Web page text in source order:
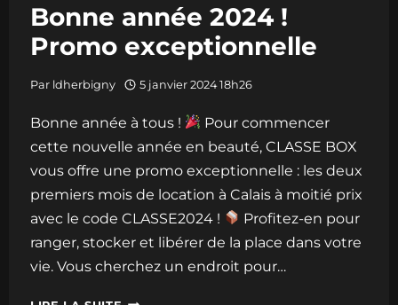
Bonne année 2024 !
Promo exceptionnelle
Par ldherbigny 5 janvier 2024 18h26
Bonne année à tous !
Pour commencer
cette nouvelle année en beauté, CLASSE BOX
vous offre une promo exceptionnelle : les deux
premiers mois de location à Calais à moitié prix
avec le code CLASSE2024 !
Profitez-en pour
ranger, stocker et libérer de la place dans votre
vie. Vous cherchez un endroit pour…